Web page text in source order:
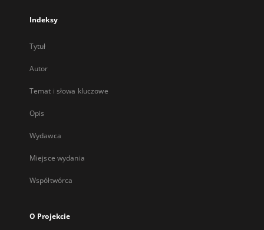
Indeksy
Tytuł
Autor
Temat i słowa kluczowe
Opis
Wydawca
Miejsce wydania
Współtwórca
O Projekcie